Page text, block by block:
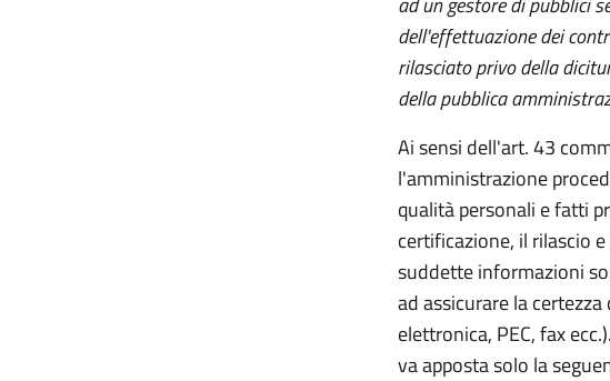
dell'effettuazione dei
rilasciato privo della
della pubblica
Ai sensi dell'art. 43
l'amministrazione
qualità personali e fatti
certificazione, il rilascio
suddette informazioni
ad assicurare la
elettronica, PEC, fax
va apposta solo la